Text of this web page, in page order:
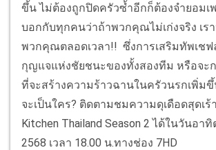
ขึ้น ไม่ต้องถูกปิดครัวซ้ำอีกก็ต้องจำยอมเ
บอกกับทุกคนว่าถ้าพวกคุณไม่เก่งจริง เ
พวกคุณตลอดเวลา!! ซึ่งการเสริมทัพเชฟ
กุญแจแห่งชัยชนะของทั้งสองทีม หรือจะ
ที่จะสร้างความร้าวฉานในครัวนรกเพิ่ม
จะเป็นใคร? ติดตามชมความดุเดือดสุดเร้า
Kitchen Thailand Season 2 ได้ในวันอา
2568 เวลา 18.00 น.ทางช่อง 7HD